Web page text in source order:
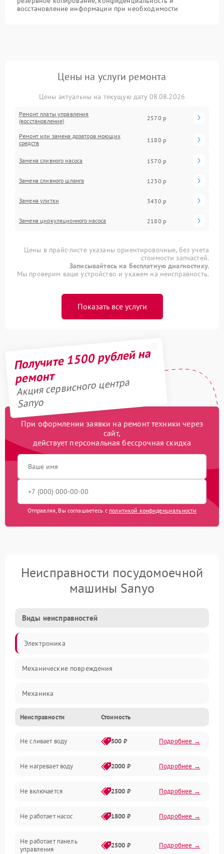
восстановление информации при необходимости
Цены на услуги ремонта
Цены актуальны на текущую дату 08.08.2026
Ремонт платы управления
(восстановление)
2570 р
Ремонт или замена дозатора моющих
средств
1180 р
Замена сливного насоса 1570 р
Замена сливного шланга 1230 р
Замена улитки 3430 р
Замена циркуляционного насоса 2180 р
Цены в прайс-листе указаны ориентировочные, без учета
стоимости запчастей.
Записывайтесь на бесплатную диагностику.
Мы проверим ваше устройство и укажем на неисправность.
Показать все услуги
Получите 1500 рублей на
ремонт
Акция сервисного центра
Sanyo
При оформлении заявки на ремонт техники через
сайт,
действует персональная бессрочная скидка
Отправляя, Вы соглашаетесь с политикой конфиденциальности
Неисправности посудомоечной
машины Sanyo
Виды неисправностей
Электроника
Механические повреждения
Механика
Управление
Электропитание
Датчики
Нагрев
Вода
Гигиена
Неисправности Стоимость
Не сливает воду 500 ₽ Подробнее →
Не нагревает воду 2000 ₽ Подробнее →
Не включается 2500 ₽ Подробнее →
Не работает насос 1800 ₽ Подробнее →
Не работает панель
управления
2500 ₽ Подробнее →